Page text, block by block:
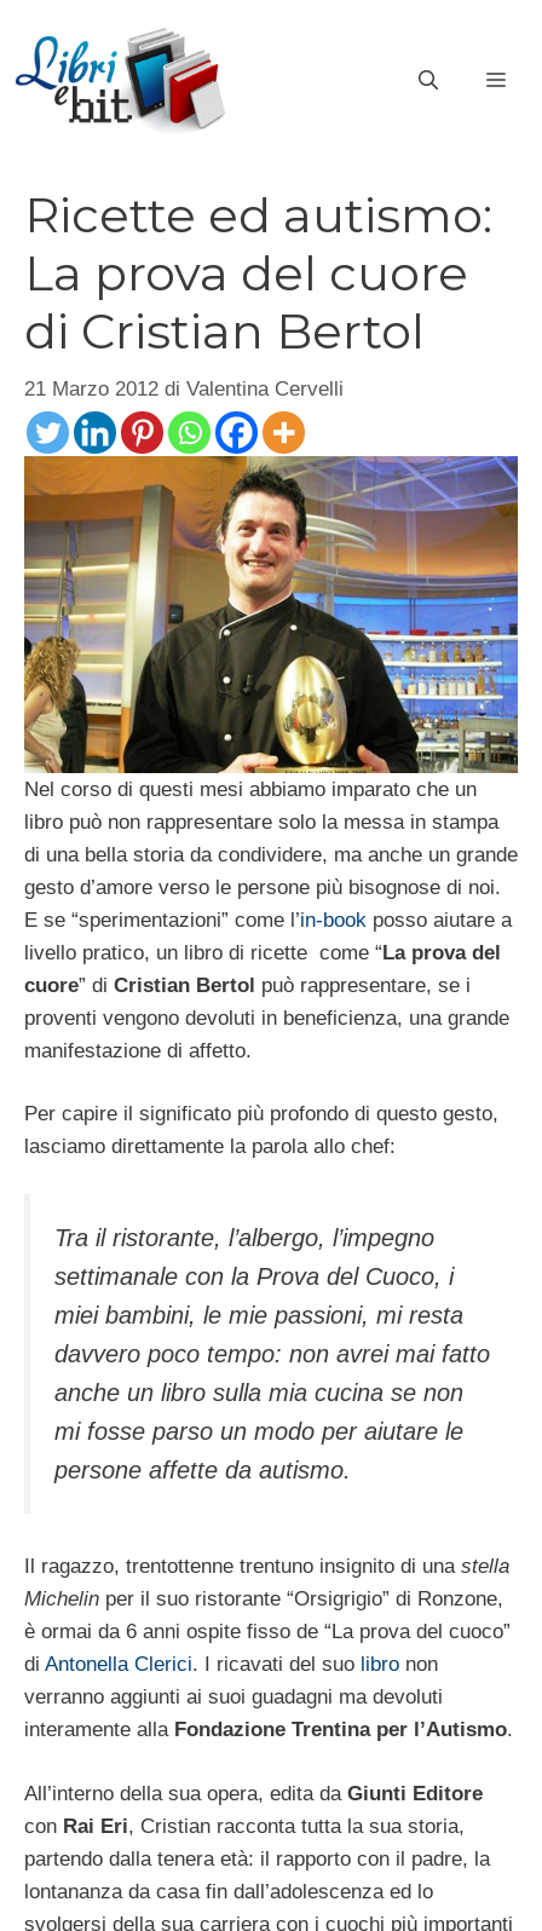
contenuto
Ricette ed autismo:
La prova del cuore
di Cristian Bertol
21 Marzo 2012 di Valentina Cervelli
Nel corso di questi mesi abbiamo imparato che un
libro può non rappresentare solo la messa in stampa
di una bella storia da condividere, ma anche un grande
gesto d’amore verso le persone più bisognose di noi.
E se “sperimentazioni” come l’in-book posso aiutare a
livello pratico, un libro di ricette come “La prova del
cuore” di Cristian Bertol può rappresentare, se i
proventi vengono devoluti in beneficienza, una grande
manifestazione di affetto.
Per capire il significato più profondo di questo gesto,
lasciamo direttamente la parola allo chef:
Tra il ristorante, l’albergo, l’impegno
settimanale con la Prova del Cuoco, i
miei bambini, le mie passioni, mi resta
davvero poco tempo: non avrei mai fatto
anche un libro sulla mia cucina se non
mi fosse parso un modo per aiutare le
persone affette da autismo.
Il ragazzo, trentottenne trentuno insignito di una stella
Michelin per il suo ristorante “Orsigrigio” di Ronzone,
è ormai da 6 anni ospite fisso de “La prova del cuoco”
di Antonella Clerici. I ricavati del suo libro non
verranno aggiunti ai suoi guadagni ma devoluti
interamente alla Fondazione Trentina per l’Autismo.
All’interno della sua opera, edita da Giunti Editore
con Rai Eri, Cristian racconta tutta la sua storia,
partendo dalla tenera età: il rapporto con il padre, la
lontananza da casa fin dall’adolescenza ed lo
svolgersi della sua carriera con i cuochi più importanti